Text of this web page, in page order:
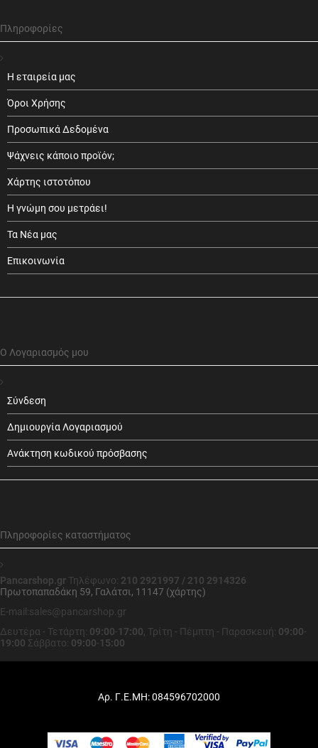
Πληροφορίες
Η εταιρεία μας
Όροι Χρήσης
Προσωπικά Δεδομένα
Ψάχνεις κάποιο προϊόν;
Χάρτης ιστοτόπου
Η γνώμη σου μετράει!
Τα Νέα μας
Επικοινωνία
Ο Λογαριασμός μου
Σύνδεση
Δημιουργία Λογαριασμού
Ανάκτηση κωδικού πρόσβασης
Πληροφορίες καταστήματος
Pancarshop.gr Τηλέφωνο: 210 2921997 / 210 2914326
Πρωτοπαπαδάκη 59, Γαλάτσι, 11147 (χάρτης)
E-mail:sales@pancarshop.gr
Δευτέρα - Τετάρτη: 09:00-17:00, Τρίτη - Πέμπτη - Παρασκευή: 09:00-
19:00 Σάββατο: 09:00-15:00
Αρ. Γ.Ε.ΜΗ: 084596702000